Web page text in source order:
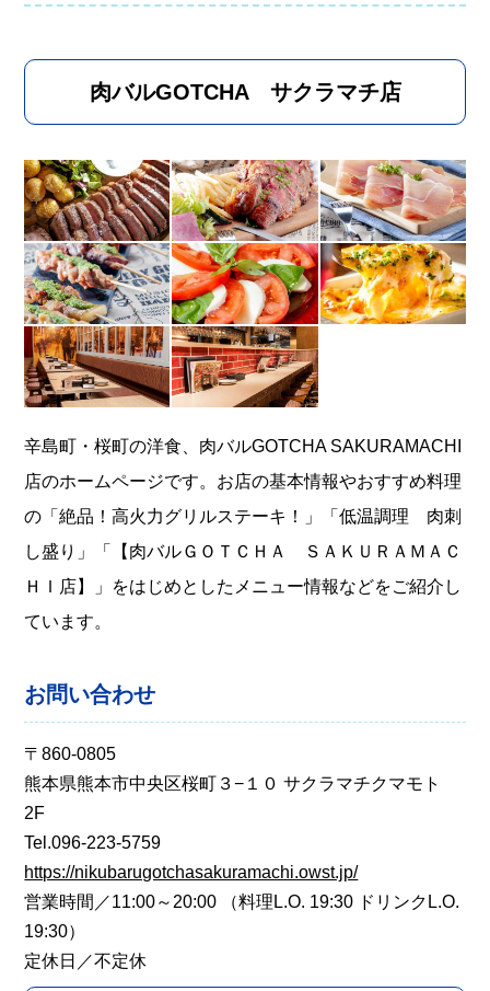
肉バルGOTCHA サクラマチ店
辛島町・桜町の洋食、肉バルGOTCHA SAKURAMACHI
店のホームページです。お店の基本情報やおすすめ料理
の「絶品！高火力グリルステーキ！」「低温調理 肉刺
し盛り」「【肉バルＧＯＴＣＨＡ ＳＡＫＵＲＡＭＡＣ
ＨＩ店】」をはじめとしたメニュー情報などをご紹介し
ています。
お問い合わせ
〒860-0805
熊本県熊本市中央区桜町３−１０ サクラマチクマモト
2F
Tel.096-223-5759
https://nikubarugotchasakuramachi.owst.jp/
営業時間／11:00～20:00 （料理L.O. 19:30 ドリンクL.O.
19:30）
定休日／不定休